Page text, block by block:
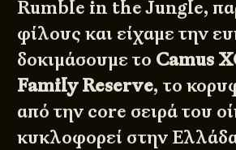
Rumble in the Jungle,
φίλους και είχαμε την
δοκιμάσουμε το Camus
Family Reserve, το
από την core σειρά του
κυκλοφορεί στην